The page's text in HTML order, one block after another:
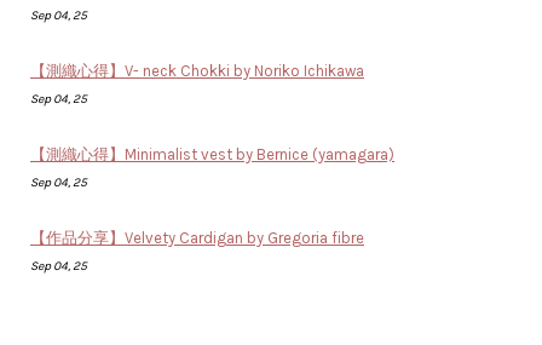
Sep 04, 25
【測織心得】V- neck Chokki by Noriko Ichikawa
Sep 04, 25
【測織心得】Minimalist vest by Bernice (yamagara)
Sep 04, 25
【作品分享】Velvety Cardigan by Gregoria fibre
Sep 04, 25